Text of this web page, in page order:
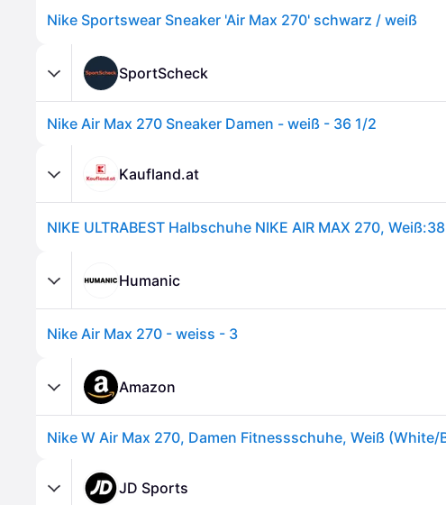
Nike Sportswear Sneaker 'Air Max 270' schwarz / weiß
SportScheck
Nike Air Max 270 Sneaker Damen - weiß - 36 1/2
Kaufland.at
NIKE ULTRABEST Halbschuhe NIKE AIR MAX 270, Weiß:38
Humanic
Nike Air Max 270 - weiss - 3
Amazon
JD Sports